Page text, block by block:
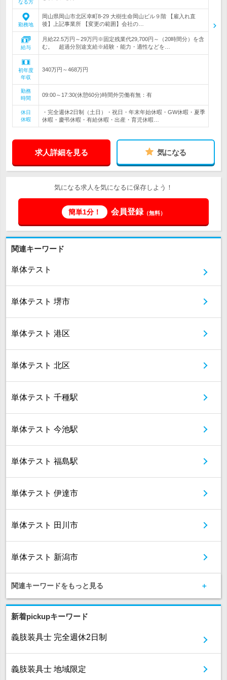
なる方
勤務地
岡山県岡山市北区幸町8-29 大樹生命岡山ビル９階 【雇入れ直
後】上記事業所 【変更の範囲】会社の…
給与
月給22.5万円～29万円※固定残業代29,700円～（20時間分）を含
む。 超過分別途支給※経験・能力・適性などを…
初年度
年収
340万円～468万円
勤務
時間
09:00～17:30(休憩60分)時間外労働有無：有
休日
休暇
・完全週休2日制（土日）・祝日・年末年始休暇・GW休暇・夏季
休暇・慶弔休暇・有給休暇・出産・育児休暇…
求人詳細を見る 気になる
気になる求人を気になるに保存しよう！
簡単1分！ 会員登録（無料）
関連キーワード
単体テスト
単体テスト 堺市
単体テスト 港区
単体テスト 北区
単体テスト 千種駅
単体テスト 今池駅
単体テスト 福島駅
単体テスト 伊達市
単体テスト 田川市
単体テスト 新潟市
関連キーワードをもっと見る
新着pickupキーワード
義肢装具士 完全週休2日制
義肢装具士 地域限定